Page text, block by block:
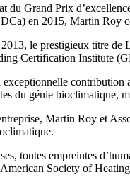
du Grand Prix
en 2015, Martin Roy
le prestigieux titre
Certification Institute
du génie bioclimatique,
Martin Roy et
toutes empreintes
Society of